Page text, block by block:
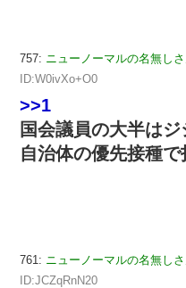
757: ニューノーマルの名無し
ID:W0ivXo+O0
>>1
国会議員の大半は
自治体の優先接種
761: ニューノーマルの名無し
ID:JCZqRnN20